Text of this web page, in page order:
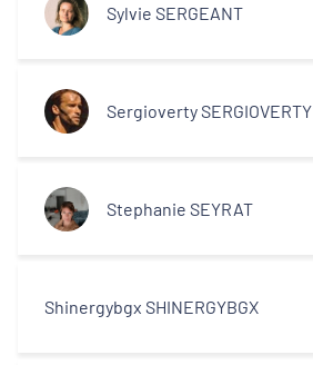
Sylvie SERGEANT
Sergioverty SERGIOVERTY
Stephanie SEYRAT
Shinergybgx SHINERGYBGX